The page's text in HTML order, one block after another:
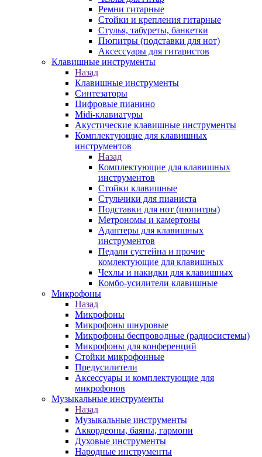
Ремни гитарные
Стойки и крепления гитарные
Стулья, табуреты, банкетки
Пюпитры (подставки для нот)
Аксессуары для гитаристов
Клавишные инструменты
Назад
Клавишные инструменты
Синтезаторы
Цифровые пианино
Midi-клавиатуры
Акустические клавишные инструменты
Комплектующие для клавишных
инструментов
Назад
Комплектующие для клавишных
инструментов
Стойки клавишные
Стульчики для пианиста
Подставки для нот (пюпитры)
Метрономы и камертоны
Адаптеры для клавишных
инструментов
Педали сустейна и прочие
комлектующие для клавишных
Чехлы и накидки для клавишных
Комбо-усилители клавишные
Микрофоны
Назад
Микрофоны
Микрофоны шнуровые
Микрофоны беспроводные (радиосистемы)
Микрофоны для конференций
Стойки микрофонные
Предусилители
Аксессуары и комплектующие для
микрофонов
Музыкальные инструменты
Назад
Музыкальные инструменты
Аккордеоны, баяны, гармони
Духовые инструменты
Народные инструменты